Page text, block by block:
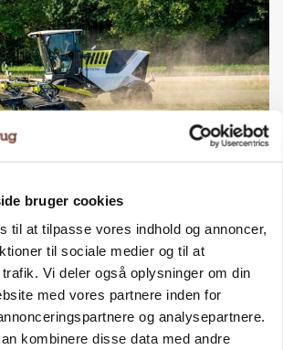
bruger cookies
til at tilpasse vores indhold og annoncer,
til sociale medier og til at
Vi deler også oplysninger om din
med vores partnere inden for
og analysepartnere.
kombinere disse data med andre
skårlægger afprøves i år
Annonce
sætter fokus på elefantgræs
Annonce